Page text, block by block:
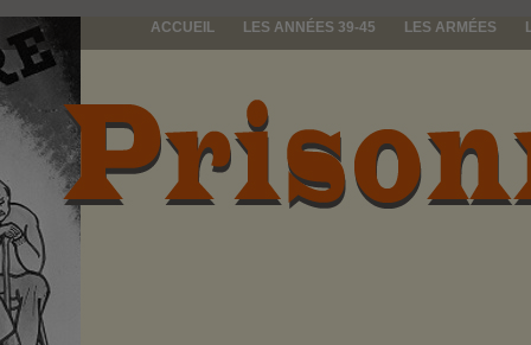
ACCUEIL LES ANNÉES 39-45 LES ARMÉES
prisonniers